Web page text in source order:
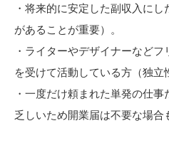
・将来的に安定した副収入に
があることが重要）。
・ライターやデザイナーなど
を受けて活動している方（独立
・一度だけ頼まれた単発の仕
乏しいため開業届は不要な場合